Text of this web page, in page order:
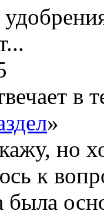
в
»
но
к
была